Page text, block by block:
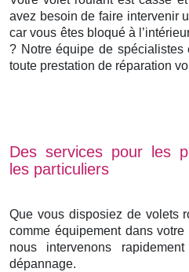
avez besoin de faire intervenir
car vous êtes bloqué à
? Notre équipe de
toute prestation de réparation
Des services pour les
les particuliers
Que vous disposiez de volets
comme équipement dans
nous intervenons
dépannage.